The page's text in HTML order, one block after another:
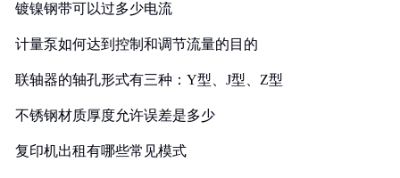
镀镍钢带可以过多少电流
计量泵如何达到控制和调节流量的目的
联轴器的轴孔形式有三种：Y型、J型、Z型
不锈钢材质厚度允许误差是多少
复印机出租有哪些常见模式